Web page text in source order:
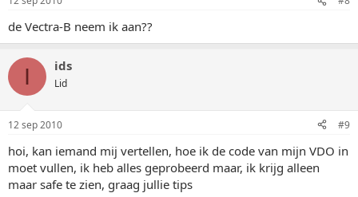
de Vectra-B neem ik aan??
I ids
Lid
12 sep 2010 #9
hoi, kan iemand mij vertellen, hoe ik de code van mijn VDO in
moet vullen, ik heb alles geprobeerd maar, ik krijg alleen
maar safe te zien, graag jullie tips